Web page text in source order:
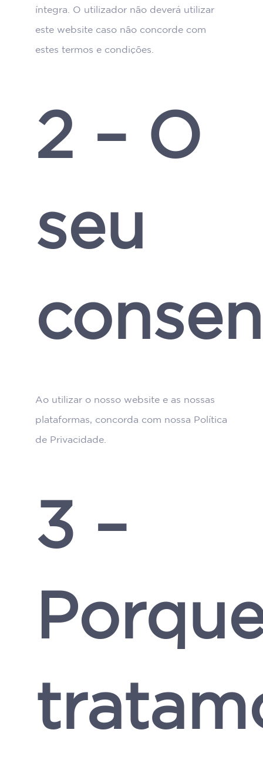
íntegra. O utilizador não deverá utilizar
este website caso não concorde com
estes termos e condições.
2 – O
seu
Ao utilizar o nosso website e as nossas
plataformas, concorda com nossa Política
de Privacidade.
3 –